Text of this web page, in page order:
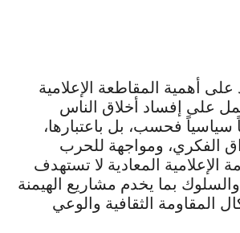
أهمية المقاطعة الإعلامية
على إفساد أخلاق الناس
سياسياً فحسب، بل باعتبارها،
الفكري، ومواجهة للحرب
الإعلامية المعادية لا تستهدف
بما يخدم مشاريع الهيمنة
المقاومة الثقافية والوعي